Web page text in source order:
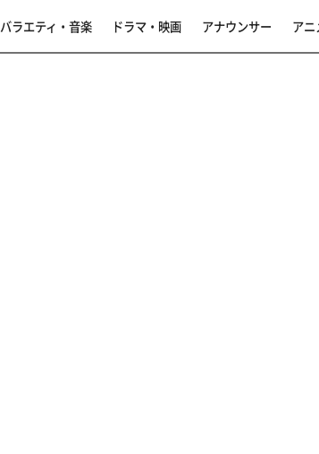
バラエティ・音楽 ドラマ・映画 アナウンサー アニ